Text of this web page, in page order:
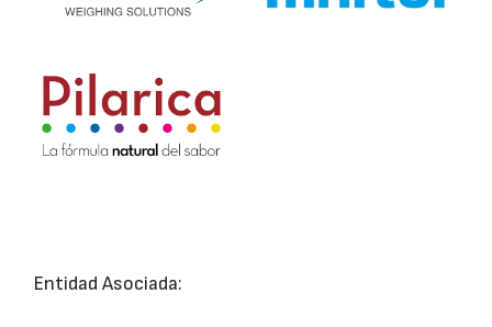
Entidad Asociada: